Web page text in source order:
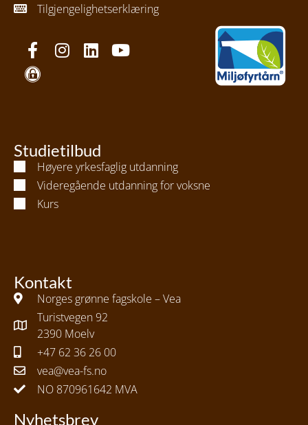
Tilgjengelighetserklæring
Studietilbud
Høyere yrkesfaglig utdanning
Videregående utdanning for voksne
Kurs
Kontakt
Norges grønne fagskole – Vea
Turistvegen 92
2390 Moelv
+47 62 36 26 00
vea@vea-fs.no
NO 870961642 MVA
Nyhetsbrev